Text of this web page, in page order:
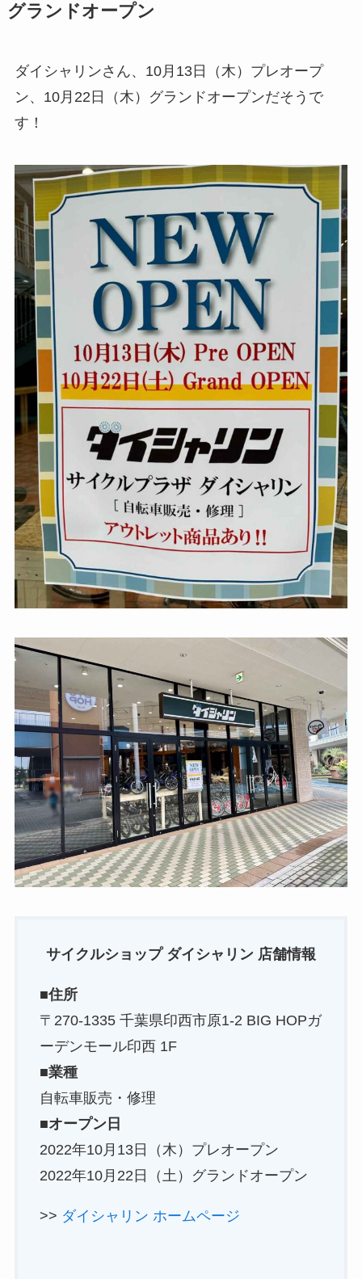
グランドオープン
ダイシャリンさん、10月13日（木）プレオープ
ン、10月22日（木）グランドオープンだそうで
す！
サイクルショップ ダイシャリン 店舗情報
■住所
〒270-1335 千葉県印西市原1-2 BIG HOPガ
ーデンモール印西 1F
■業種
自転車販売・修理
■オープン日
2022年10月13日（木）プレオープン
2022年10月22日（土）グランドオープン
>> ダイシャリン ホームページ